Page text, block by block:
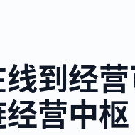
到经
营中枢